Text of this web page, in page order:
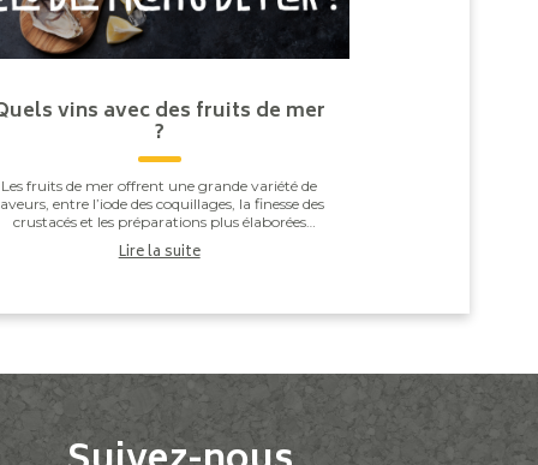
vins avec des fruits de mer
?
Les fruits de mer offrent une grande variété de
entre l’iode des coquillages, la finesse des
crustacés et les préparations plus élaborées
les gambas grillées ou les noix de Saint-J...
Lire la suite